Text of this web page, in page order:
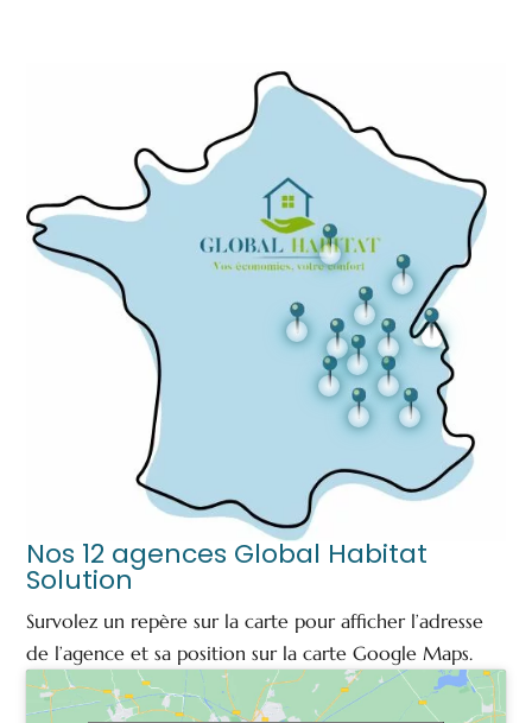
Nos 12 agences Global Habitat
Solution
Survolez un repère sur la carte pour afficher l’adresse
de l’agence et sa position sur la carte Google Maps.